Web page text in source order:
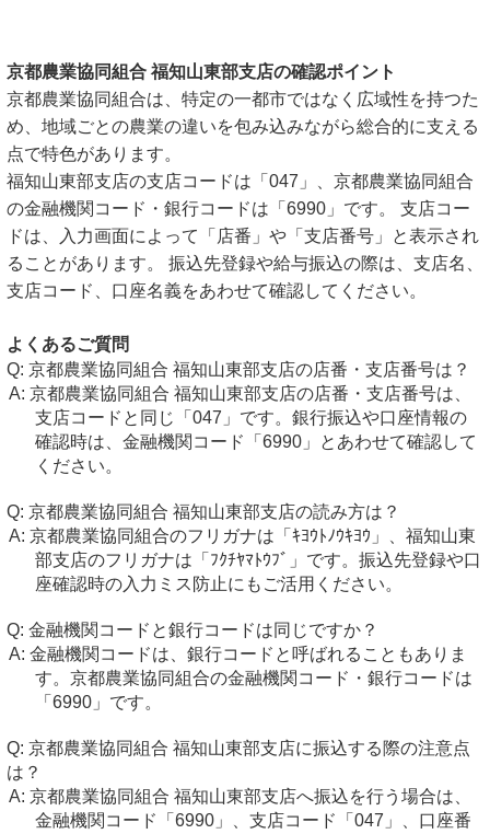
京都農業協同組合 福知山東部支店の確認ポイント
京都農業協同組合は、特定の一都市ではなく広域性を持つた
め、地域ごとの農業の違いを包み込みながら総合的に支える
点で特色があります。
福知山東部支店の支店コードは「047」、京都農業協同組合
の金融機関コード・銀行コードは「6990」です。 支店コー
ドは、入力画面によって「店番」や「支店番号」と表示され
ることがあります。 振込先登録や給与振込の際は、支店名、
支店コード、口座名義をあわせて確認してください。
よくあるご質問
京都農業協同組合 福知山東部支店の店番・支店番号は？
京都農業協同組合 福知山東部支店の店番・支店番号は、
支店コードと同じ「047」です。銀行振込や口座情報の
確認時は、金融機関コード「6990」とあわせて確認して
ください。
京都農業協同組合 福知山東部支店の読み方は？
京都農業協同組合のフリガナは「ｷﾖｳﾄﾉｳｷﾖｳ」、福知山東
部支店のフリガナは「ﾌｸﾁﾔﾏﾄｳﾌﾞ」です。振込先登録や口
座確認時の入力ミス防止にもご活用ください。
金融機関コードと銀行コードは同じですか？
金融機関コードは、銀行コードと呼ばれることもありま
す。京都農業協同組合の金融機関コード・銀行コードは
「6990」です。
京都農業協同組合 福知山東部支店に振込する際の注意点
は？
京都農業協同組合 福知山東部支店へ振込を行う場合は、
金融機関コード「6990」、支店コード「047」、口座番